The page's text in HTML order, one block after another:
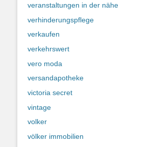
veranstaltungen in der nähe
verhinderungspflege
verkaufen
verkehrswert
vero moda
versandapotheke
victoria secret
vintage
volker
völker immobilien